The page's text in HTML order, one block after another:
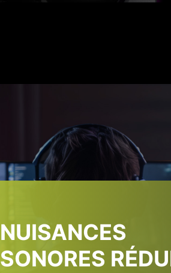
Le port de sortie est compatible
au bloc d'alimentation de
NUISANCES
SONORES